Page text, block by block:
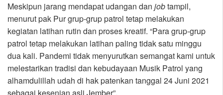
Meskipun jarang mendapat udangan dan jobtampil,
menurut pak Pur grup-grup patrol tetap melakukan
kegiatan latihan rutin dan proses kreatif. “Para grup-grup
patrol tetap melakukan latihan paling tidak satu minggu
dua kali. Pandemi tidak menyurutkan semangat kami untuk
melestarikan tradisi dan kebudayaan Musik Patrol yang
alhamdulillah udah di hak patenkan tanggal 24 Juni 2021